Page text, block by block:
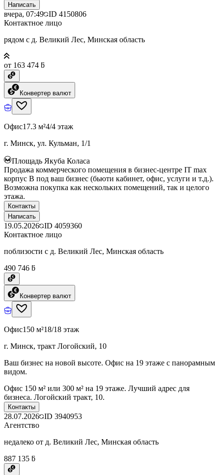
Написать
вчера, 07:49 ID 4150806
Контактное лицо
рядом с д. Великий Лес, Минская область
от 163 474 ƃ
Конвертер валют
Офис17.3 м²4/4 этаж
г. Минск, ул. Кульман, 1/1
Площадь Якуба Коласа
Продажа коммерческого помещения в бизнес-центре IT max
корпус B под ваш бизнес (бьюти кабинет, офис, услуги и т.д.).
Возможна покупка как нескольких помещений, так и целого
этажа.
Контакты
Написать
19.05.2026 ID 4059360
Контактное лицо
поблизости с д. Великий Лес, Минская область
490 746 ƃ
Конвертер валют
Офис150 м²18/18 этаж
г. Минск, тракт Логойский, 10
Ваш бизнес на новой высоте. Офис на 19 этаже с панорамным
видом.
Офис 150 м² или 300 м² на 19 этаже. Лучший адрес для
бизнеса. Логойский тракт, 10.
Контакты
28.07.2026 ID 3940953
Агентство
недалеко от д. Великий Лес, Минская область
887 135 ƃ